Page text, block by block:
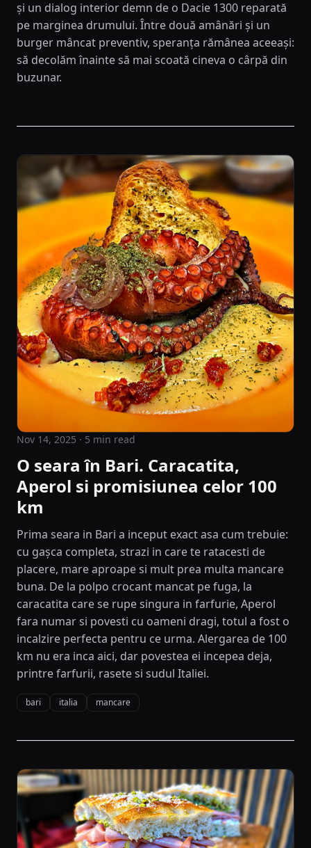
și un dialog interior demn de o Dacie 1300 reparată
pe marginea drumului. Între două amânări și un
burger mâncat preventiv, speranța rămânea aceeași:
să decolăm înainte să mai scoată cineva o cârpă din
buzunar.
Nov 14, 2025 · 5 min read
O seara în Bari. Caracatita,
Aperol si promisiunea celor 100
km
Prima seara in Bari a inceput exact asa cum trebuie:
cu gașca completa, strazi in care te ratacesti de
placere, mare aproape si mult prea multa mancare
buna. De la polpo crocant mancat pe fuga, la
caracatita care se rupe singura in farfurie, Aperol
fara numar si povesti cu oameni dragi, totul a fost o
incalzire perfecta pentru ce urma. Alergarea de 100
km nu era inca aici, dar povestea ei incepea deja,
printre farfurii, rasete si sudul Italiei.
bari italia mancare